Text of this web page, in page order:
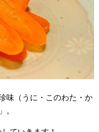
味（うに・このわた・か
。